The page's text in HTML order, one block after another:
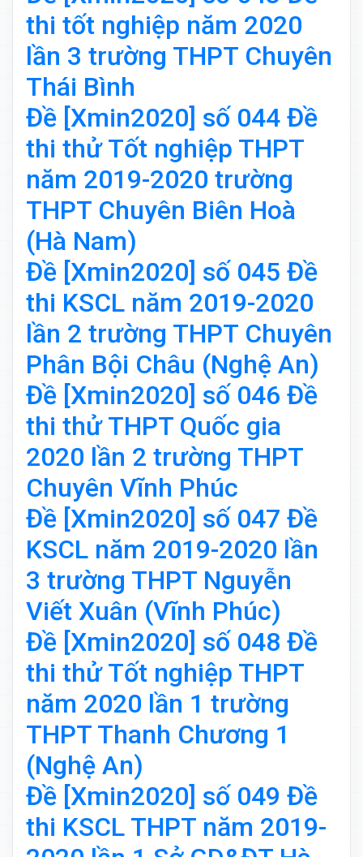
thi tốt nghiệp năm 2020
lần 3 trường THPT Chuyên
Thái Bình
Đề [Xmin2020] số 044 Đề
thi thử Tốt nghiệp THPT
năm 2019-2020 trường
THPT Chuyên Biên Hoà
(Hà Nam)
Đề [Xmin2020] số 045 Đề
thi KSCL năm 2019-2020
lần 2 trường THPT Chuyên
Phân Bội Châu (Nghệ An)
Đề [Xmin2020] số 046 Đề
thi thử THPT Quốc gia
2020 lần 2 trường THPT
Chuyên Vĩnh Phúc
Đề [Xmin2020] số 047 Đề
KSCL năm 2019-2020 lần
3 trường THPT Nguyễn
Viết Xuân (Vĩnh Phúc)
Đề [Xmin2020] số 048 Đề
thi thử Tốt nghiệp THPT
năm 2020 lần 1 trường
THPT Thanh Chương 1
(Nghệ An)
Đề [Xmin2020] số 049 Đề
thi KSCL THPT năm 2019-